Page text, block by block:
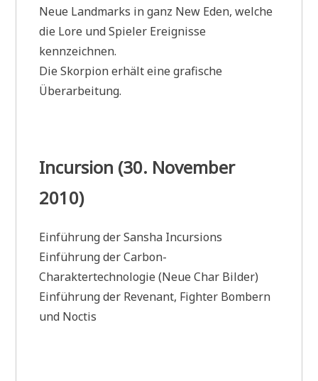
Neue Landmarks in ganz New Eden, welche
die Lore und Spieler Ereignisse
kennzeichnen.
Die Skorpion erhält eine grafische
Überarbeitung.
Incursion (30. November
2010)
Einführung der Sansha Incursions
Einführung der Carbon-
Charaktertechnologie (Neue Char Bilder)
Einführung der Revenant, Fighter Bombern
und Noctis